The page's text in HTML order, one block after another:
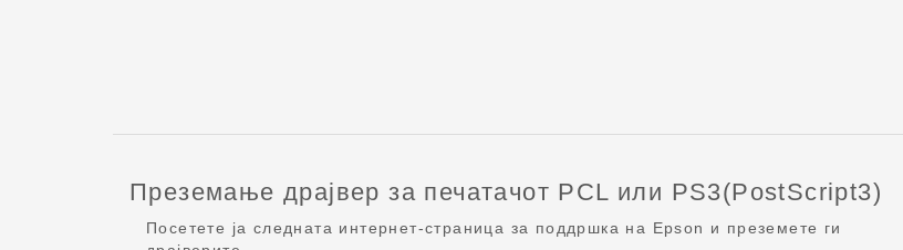
Преземање драјвер за печатачот PCL или PS3(PostScript3)
Посетете ја следната интернет-страница за поддршка на Epson и преземете ги